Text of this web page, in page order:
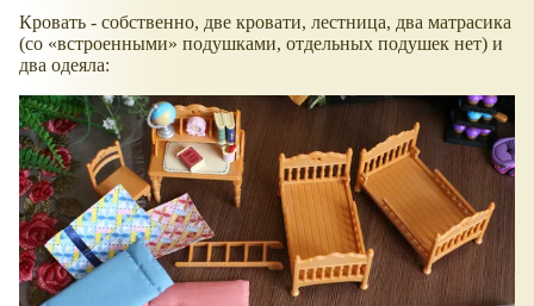
Кровать - собственно, две кровати, лестница, два матрасика
(со
встроенными
подушками, отдельных подушек нет) и
два одеяла: